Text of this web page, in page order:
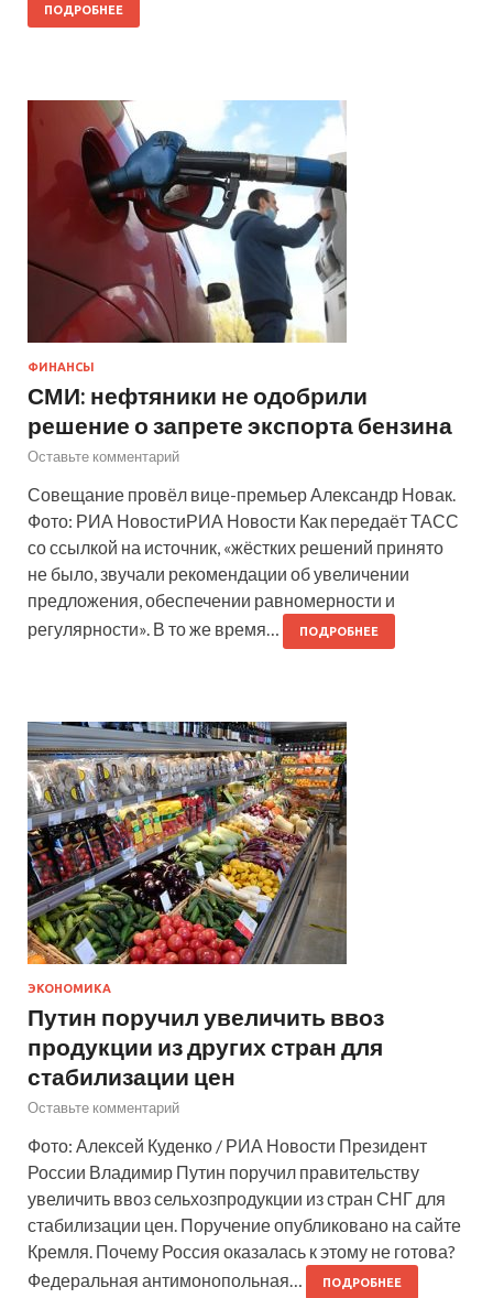
ПОДРОБНЕЕ
ФИНАНСЫ
СМИ: нефтяники не одобрили
решение о запрете экспорта бензина
Оставьте комментарий
Совещание провёл вице-премьер Александр Новак.
Фото: РИА НовостиРИА Новости Как передаёт ТАСС
со ссылкой на источник, «жёстких решений принято
не было, звучали рекомендации об увеличении
предложения, обеспечении равномерности и
регулярности». В то же время…
ПОДРОБНЕЕ
ЭКОНОМИКА
Путин поручил увеличить ввоз
продукции из других стран для
стабилизации цен
Оставьте комментарий
Фото: Алексей Куденко / РИА Новости Президент
России Владимир Путин поручил правительству
увеличить ввоз сельхозпродукции из стран СНГ для
стабилизации цен. Поручение опубликовано на сайте
Кремля. Почему Россия оказалась к этому не готова?
Федеральная антимонопольная…
ПОДРОБНЕЕ